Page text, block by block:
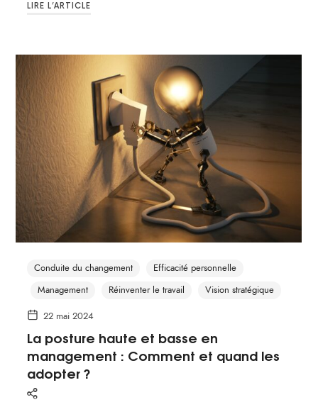
LIRE L’ARTICLE
Conduite du changement
Efficacité personnelle
Management
Réinventer le travail Vision stratégique
22 mai 2024
La posture haute et basse en
management : Comment et quand les
adopter ?